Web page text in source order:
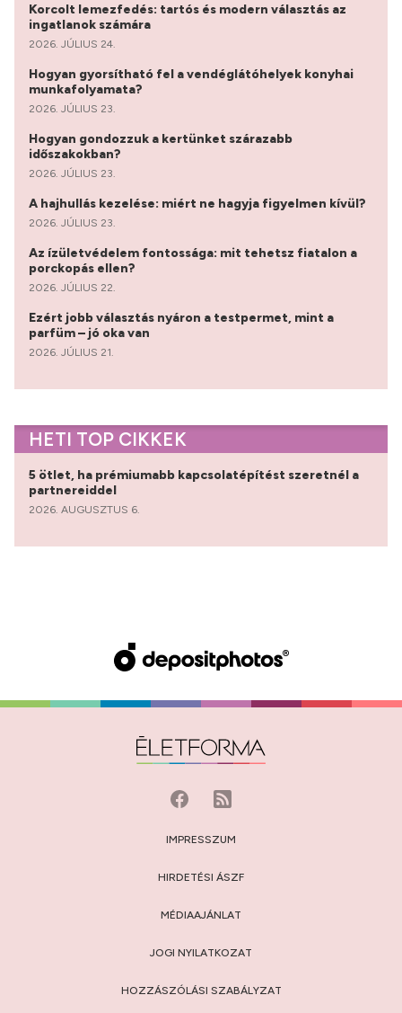
Korcolt lemezfedés: tartós és modern választás az
ingatlanok számára
2026. JÚLIUS 24.
Hogyan gyorsítható fel a vendéglátóhelyek konyhai
munkafolyamata?
2026. JÚLIUS 23.
Hogyan gondozzuk a kertünket szárazabb
időszakokban?
2026. JÚLIUS 23.
A hajhullás kezelése: miért ne hagyja figyelmen kívül?
2026. JÚLIUS 23.
Az ízületvédelem fontossága: mit tehetsz fiatalon a
porckopás ellen?
2026. JÚLIUS 22.
Ezért jobb választás nyáron a testpermet, mint a
parfüm – jó oka van
2026. JÚLIUS 21.
HETI TOP CIKKEK
5 ötlet, ha prémiumabb kapcsolatépítést szeretnél a
partnereiddel
2026. AUGUSZTUS 6.
IMPRESSZUM
HIRDETÉSI ÁSZF
MÉDIAAJÁNLAT
JOGI NYILATKOZAT
HOZZÁSZÓLÁSI SZABÁLYZAT